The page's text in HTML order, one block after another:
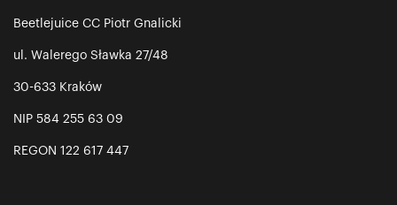
Beetlejuice CC Piotr Gnalicki
ul. Walerego Sławka 27/48
30-633 Kraków
NIP 584 255 63 09
REGON 122 617 447